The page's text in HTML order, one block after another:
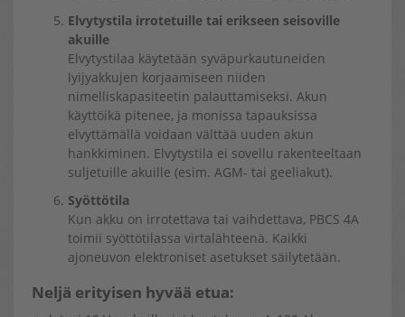
Elvytystila irrotetuille tai erikseen seisoville
akuille
Elvytystilaa käytetään syväpurkautuneiden
lyijyakkujen korjaamiseen niiden
nimelliskapasiteetin palauttamiseksi. Akun
käyttöikä pitenee, ja monissa tapauksissa
elvyttämällä voidaan välttää uuden akun
hankkiminen. Elvytystila ei sovellu rakenteeltaan
suljetuille akuille (esim. AGM- tai geeliakut).
Syöttötila
Kun akku on irrotettava tai vaihdettava, PBCS 4A
toimii syöttötilassa virtalähteenä. Kaikki
ajoneuvon elektroniset asetukset säilytetään.
Neljä erityisen hyvää etua: